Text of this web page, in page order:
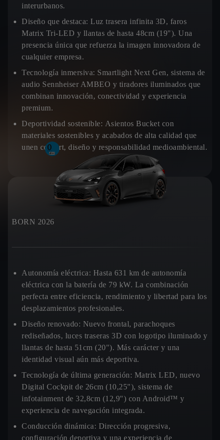
interurbanos.
Diseño que destaca: Luz trasera infinita 3D, faros
Matrix Tri-LED y llantas de hasta 48cm (19"). Una
presencia única que refuerza la imagen innovadora de
cualquier empresa.
Tecnología inmersiva: Smartlight Next Gen, sistema de
audio Sennheiser AMBEO y tiradores iluminados que
combinan innovación, conectividad y experiencia
premium.
Deportividad sostenible: Asientos Bucket con
materiales sostenibles y acabados de alta calidad que
unen confort, diseño y responsabilidad medioambiental.
BORN 2026
Autonomía eléctrica: Hasta 631 km de autonomía
eléctrica con la batería de 79 kW. La combinación
perfecta entre eficiencia, rendimiento y libertad para los
desplazamientos profesionales.
Diseño renovado: Nuevo frontal, parachoques
rediseñados, luces traseras 3D con logotipo iluminado y
llantas de hasta 51cm (20"). Más carácter y una
identidad visual aún más deportiva.
Tecnología de última generación: Matrix LED, nuevo
Digital Cockpit de 26cm (10,25"), sistema de
infotainment de 32,8cm (12,9") con Android™ y
experiencia de navegación integrada.
Conducción dinámica: Dirección progresiva,
configuración deportiva y una experiencia de